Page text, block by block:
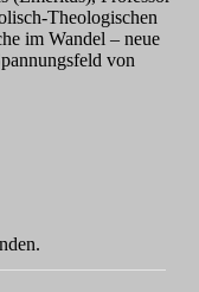
Theologischen
im Wandel – neue
von